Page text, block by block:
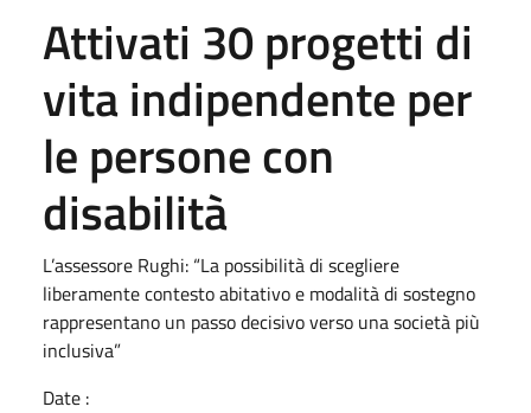
Attivati 30 progetti di
vita indipendente per
le persone con
disabilità
L’assessore Rughi: “La possibilità di scegliere
liberamente contesto abitativo e modalità di sostegno
rappresentano un passo decisivo verso una società più
inclusiva”
Date :